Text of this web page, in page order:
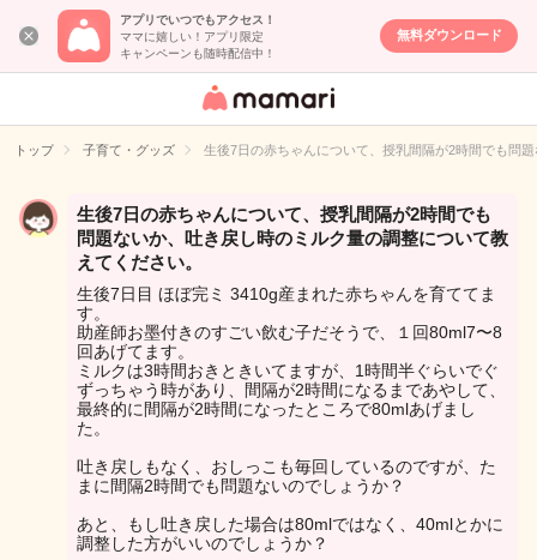
アプリでいつでもアクセス！
ママに嬉しい！アプリ限定
キャンペーンも随時配信中！
無料ダウンロード
女性専用匿名QA
イト
トップ 子育て・グッズ 生後7日の赤ちゃんについて、授乳間隔が2時間でも問
生後7日の赤ちゃんについて、授乳間隔が2時間でも
問題ないか、吐き戻し時のミルク量の調整について教
えてください。
生後7日目 ほぼ完ミ 3410g産まれた赤ちゃんを育ててま
す。
助産師お墨付きのすごい飲む子だそうで、１回80ml7〜8
回あげてます。
ミルクは3時間おきときいてますが、1時間半ぐらいでぐ
ずっちゃう時があり、間隔が2時間になるまであやして、
最終的に間隔が2時間になったところで80mlあげまし
た。
吐き戻しもなく、おしっこも毎回しているのですが、た
まに間隔2時間でも問題ないのでしょうか？
あと、もし吐き戻した場合は80mlではなく、40mlとかに
調整した方がいいのでしょうか？